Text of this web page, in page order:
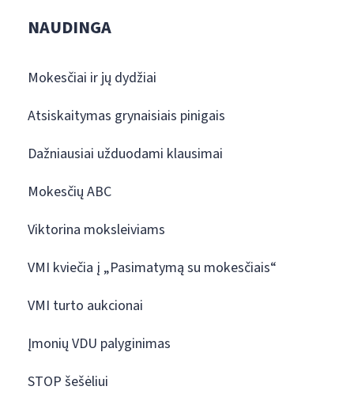
NAUDINGA
Mokesčiai ir jų dydžiai
Atsiskaitymas grynaisiais pinigais
Dažniausiai užduodami klausimai
Mokesčių ABC
Viktorina moksleiviams
VMI kviečia į „Pasimatymą su mokesčiais“
VMI turto aukcionai
Įmonių VDU palyginimas
STOP šešėliui